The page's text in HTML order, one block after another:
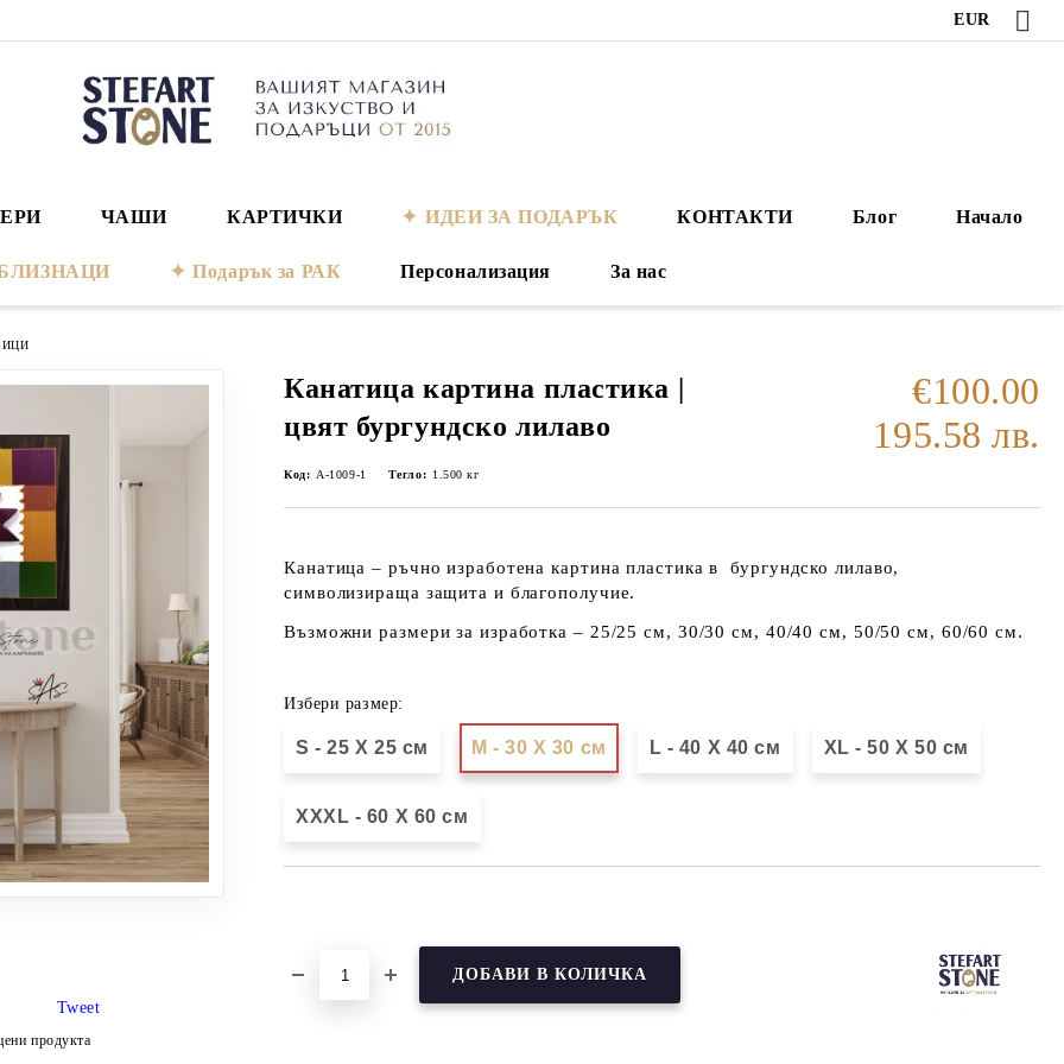
EUR
ЧАШИ КАРТИЧКИ ИДЕИ ЗА ПОДАРЪК КОНТАКТИ Блог Начало
БЛИЗНАЦИ Подарък за РАК Персонализация За нас
Канатица картина пластика |
цвят бургундско лилаво
€100.00
195.58 лв.
Код: А-1009-1 Тегло: 1.500 кг
Канатица – ръчно изработена картина пластика в бургундско лилаво,
символизираща защита и благополучие.
Възможни размери за изработка – 25/25 см, 30/30 см, 40/40 см, 50/50 см, 60/60 см.
Избери размер:
S - 25 X 25 см М - 30 Х 30 см L - 40 X 40 см XL - 50 X 50 см
XXXL - 60 X 60 см
Tweet
продукта